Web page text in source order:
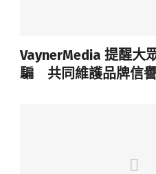
VaynerMedia 提醒大
騙 共同維護品牌信